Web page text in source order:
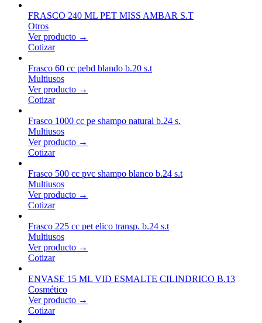
FRASCO 240 ML PET MISS AMBAR S.T
Otros
Ver producto →
Cotizar
Frasco 60 cc pebd blando b.20 s.t
Multiusos
Ver producto →
Cotizar
Frasco 1000 cc pe shampo natural b.24 s.
Multiusos
Ver producto →
Cotizar
Frasco 500 cc pvc shampo blanco b.24 s.t
Multiusos
Ver producto →
Cotizar
Frasco 225 cc pet elico transp. b.24 s.t
Multiusos
Ver producto →
Cotizar
ENVASE 15 ML VID ESMALTE CILINDRICO B.13
Cosmético
Ver producto →
Cotizar